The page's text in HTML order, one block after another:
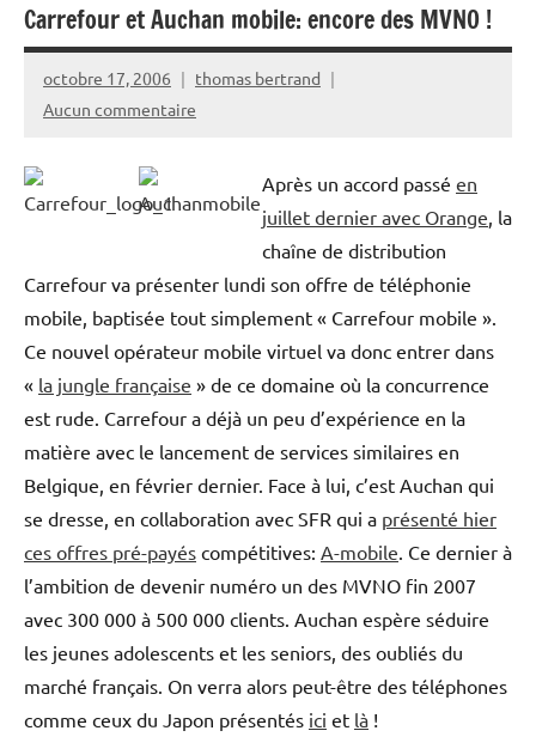
Carrefour et Auchan mobile: encore des MVNO !
octobre 17, 2006
thomas bertrand
Aucun commentaire
Après un accord passé en
juillet dernier avec Orange , la
chaîne de distribution
Carrefour va présenter lundi son offre de téléphonie
mobile, baptisée tout simplement « Carrefour mobile ».
Ce nouvel opérateur mobile virtuel va donc entrer dans
« la jungle française » de ce domaine où la concurrence
est rude. Carrefour a déjà un peu d’expérience en la
matière avec le lancement de services similaires en
Belgique, en février dernier. Face à lui, c’est Auchan qui
se dresse, en collaboration avec SFR qui a présenté hier
ces offres pré-payés compétitives: A-mobile . Ce dernier à
l’ambition de devenir numéro un des MVNO fin 2007
avec 300 000 à 500 000 clients. Auchan espère séduire
les jeunes adolescents et les seniors, des oubliés du
marché français. On verra alors peut-être des téléphones
comme ceux du Japon présentés ici et là !